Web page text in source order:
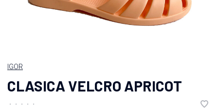
IGOR
CLASICA VELCRO APRICOT
• • • •
•